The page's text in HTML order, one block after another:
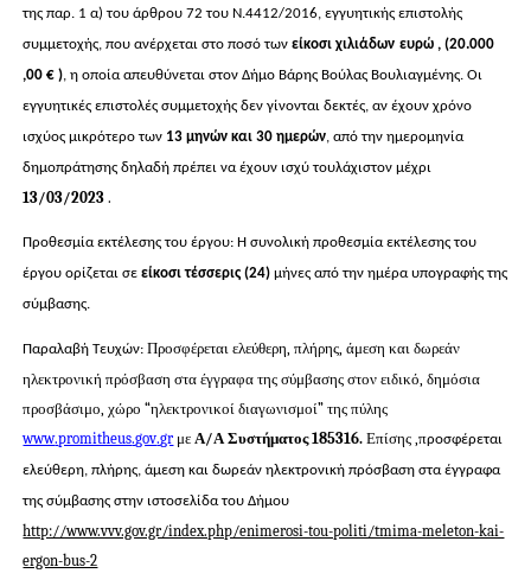
της παρ. 1 α) του άρθρου 72 του Ν.4412/2016, εγγυητικής επιστολής
συμμετοχής, που ανέρχεται στο ποσό τωνείκοσι χιλιάδων ευρώ , (20.000
,00 € ), η οποία απευθύνεται στον Δήμο Βάρης Βούλας Βουλιαγμένης. Οι
εγγυητικές επιστολές συμμετοχής δεν γίνονται δεκτές, αν έχουν χρόνο
ισχύος μικρότερο των 13 μηνών και 30 ημερών, από την ημερομηνία
δημοπράτησης δηλαδή πρέπει να έχουν ισχύ τουλάχιστον μέχρι
13/03/2023 .
Προθεσμία εκτέλεσης του έργου: Η συνολική προθεσμία εκτέλεσης του
έργου ορίζεται σεείκοσι τέσσερις (24)μήνες από την ημέρα υπογραφής της
σύμβασης.
Παραλαβή Τευχών:Προσφέρεται ελεύθερη, πλήρης, άμεση και δωρεάν
ηλεκτρονική πρόσβαση στα έγγραφα της σύμβασης στον ειδικό, δημόσια
προσβάσιμο, χώρο “ηλεκτρονικοί διαγωνισμοί” της πύλης
www.promitheus.gov.gr μεΑ/Α Συστήματος 185316. Επίσης ,προσφέρεται
ελεύθερη, πλήρης, άμεση και δωρεάν ηλεκτρονική πρόσβαση στα έγγραφα
της σύμβασης στην ιστοσελίδα του Δήμου
http://www.vvv.gov.gr/index.php/enimerosi-tou-politi/tmima-meleton-kai-
ergon-bus-2